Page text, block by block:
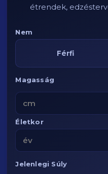
étrendek,
Nem
Férfi
Magasság
Életkor
Jelenlegi Súly